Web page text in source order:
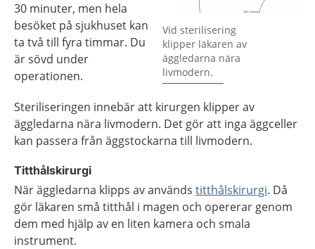
Förstora bilden
Vid sterilisering
klipper läkaren av
äggledarna nära
livmodern.
30 minuter, men hela
besöket på sjukhuset kan
ta två till fyra timmar. Du
är sövd under
operationen.
Steriliseringen innebär att kirurgen klipper av
äggledarna nära livmodern. Det gör att inga äggceller
kan passera från äggstockarna till livmodern.
Titthålskirurgi
När äggledarna klipps av används titthålskirurgi. Då
gör läkaren små titthål i magen och opererar genom
dem med hjälp av en liten kamera och smala
instrument.